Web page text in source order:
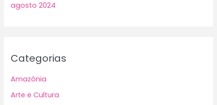
agosto 2024
Categorias
Amazônia
Arte e Cultura